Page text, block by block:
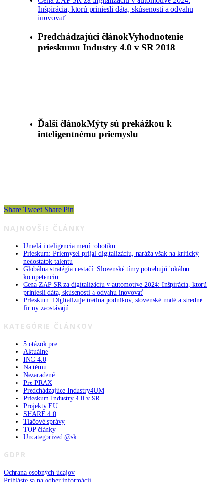
Inšpirácia, ktorú priniesli dáta, skúsenosti a odvahu
inovovať
Predchádzajúci článokVyhodnotenie
prieskumu Industry 4.0 v SR 2018
Ďalší článokMýty sú prekážkou k
inteligentnému priemyslu
Share Tweet Share Pin
NAJNOVŠIE ČLÁNKY
Umelá inteligencia mení robotiku
Prieskum: Priemysel prijal digitalizáciu, naráža však na kritický
nedostatok talentu
Globálna stratégia nestačí. Slovenské tímy potrebujú lokálnu
kompetenciu
Cena ZAP SR za digitalizáciu v automotive 2024: Inšpirácia, ktorú
priniesli dáta, skúsenosti a odvahu inovovať
Prieskum: Digitalizuje tretina podnikov, slovenské malé a stredné
firmy zaostávajú
KATEGÓRIE ČLÁNKOV
5 otázok pre…
Aktuálne
ING 4.0
Na tému
Nezaradené
Pre PRAX
Predchádzajúce Industry4UM
Prieskum Industry 4.0 v SR
Projekty EU
SHARE 4.0
Tlačové správy
TOP články
Uncategorized @sk
GDPR
Ochrana osobných údajov
Prihláste sa na odber informácií